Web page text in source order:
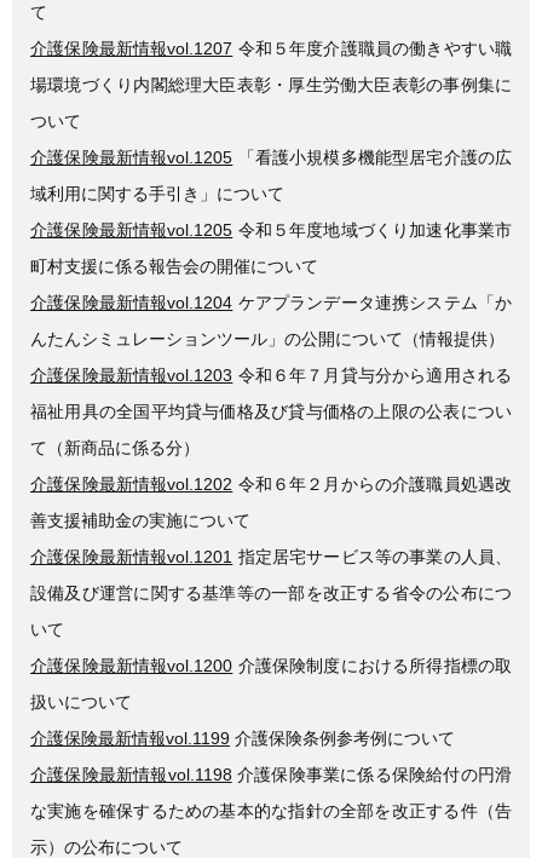
て
介護保険最新情報vol.1207 令和５年度介護職員の働きやすい職
場環境づくり内閣総理大臣表彰・厚生労働大臣表彰の事例集に
ついて
介護保険最新情報vol.1205 「看護小規模多機能型居宅介護の広
域利用に関する手引き」について
介護保険最新情報vol.1205 令和５年度地域づくり加速化事業市
町村支援に係る報告会の開催について
介護保険最新情報vol.1204 ケアプランデータ連携システム「か
んたんシミュレーションツール」の公開について（情報提供）
介護保険最新情報vol.1203 令和６年７月貸与分から適用される
福祉用具の全国平均貸与価格及び貸与価格の上限の公表につい
て（新商品に係る分）
介護保険最新情報vol.1202 令和６年２月からの介護職員処遇改
善支援補助金の実施について
介護保険最新情報vol.1201 指定居宅サービス等の事業の人員、
設備及び運営に関する基準等の一部を改正する省令の公布につ
いて
介護保険最新情報vol.1200 介護保険制度における所得指標の取
扱いについて
介護保険最新情報vol.1199 介護保険条例参考例について
介護保険最新情報vol.1198 介護保険事業に係る保険給付の円滑
な実施を確保するための基本的な指針の全部を改正する件（告
示）の公布について